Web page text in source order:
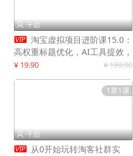
 千启
 淘宝虚拟项目进阶课15.0：
高权重标题优化，AI工具提效，
自动盈利模式搭建
¥ 19.90 ¥ 199.00
1章1课
 千启
 从0开始玩转淘客社群实